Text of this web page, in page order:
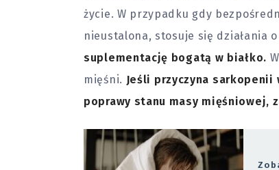
życie. W przypadku gdy
nieustalona, stosuje się działania
suplementację bogatą w białko.
mięśni. Jeśli przyczyna
poprawy stanu masy mięśniowej,